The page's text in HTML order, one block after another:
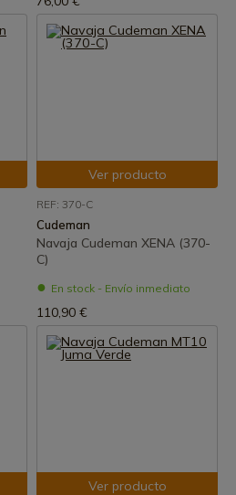
Ver producto
REF: 370-C
Cudeman
Navaja Cudeman XENA (370-
C)
En stock - Envío inmediato
110,90 €
Ver producto